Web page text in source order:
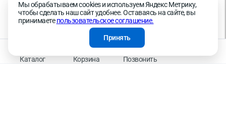
Каталог Корзина Позвонить
Продолжая работу с сайтом, вы даете согласие на использование сайтом cookies и
на обработку персональных данных в целях функционирования сайта, проведения
ретаргетинга, статистических исследований, улучшения сервиса и предоставления
релевантной рекламной информации на основе ваших предпочтений и интересов.
На информационном ресурсе применяются рекомендательные технологии —
Правила применения рекомендательных технологий
Мы обрабатываем cookies и используем Яндекс Метрику,
чтобы сделать наш сайт удобнее. Оставаясь на сайте, вы
принимаетепользовательское соглашение.
Принять